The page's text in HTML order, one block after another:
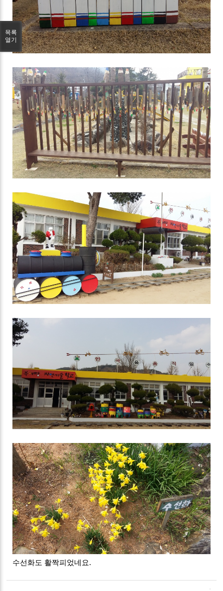
수선화도 활짝피었네요.
목록
열기